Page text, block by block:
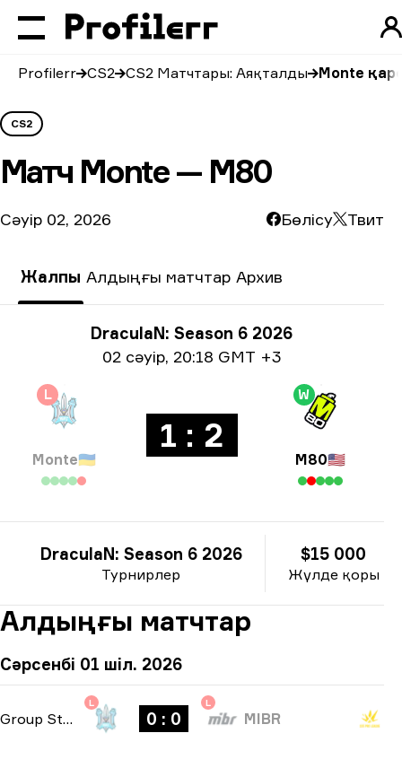
Profilerr CS2 CS2 Матчтары: Аяқталды Monte
CS2
Матч Monte — M80
Сәуір 02, 2026 Бөлісу Твит
Жалпы Алдыңғы матчтар Архив
Турнир туралы ақпаратDraculaN: Season 6 2026
Күні жайлы ақпарат
02 сәуір, 20:18 GMT +3
L
Monte🇺🇦
1 : 2
W
M80🇺🇸
Турнирлер
DraculaN: Season 6 2026
Жүлде қоры
$15 000
Алдыңғы матчтар
Сәрсенбі 01 шіл. 2026
Group Stage -bo1
L
0 : 0
L
MIBR